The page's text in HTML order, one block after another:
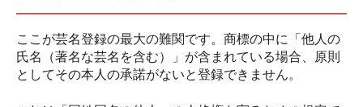
ここが芸名登録の最大の難関です。商標の中に「他人の
氏名（著名な芸名を含む）」が含まれている場合、原則
としてその本人の承諾がないと登録できません。